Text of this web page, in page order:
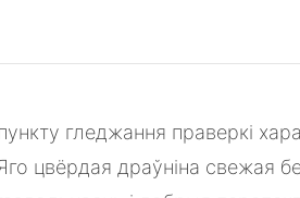
гледжання праверкі
цвёрдая драўніна свежая